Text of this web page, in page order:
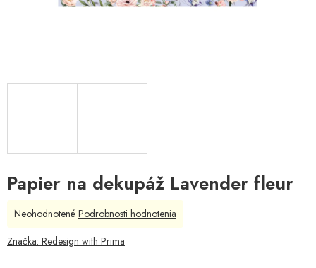
Papier na dekupáž Lavender fleur
Priemerné
produktu
Neohodnotené Podrobnosti hodnotenia
Značka: Redesign with Prima